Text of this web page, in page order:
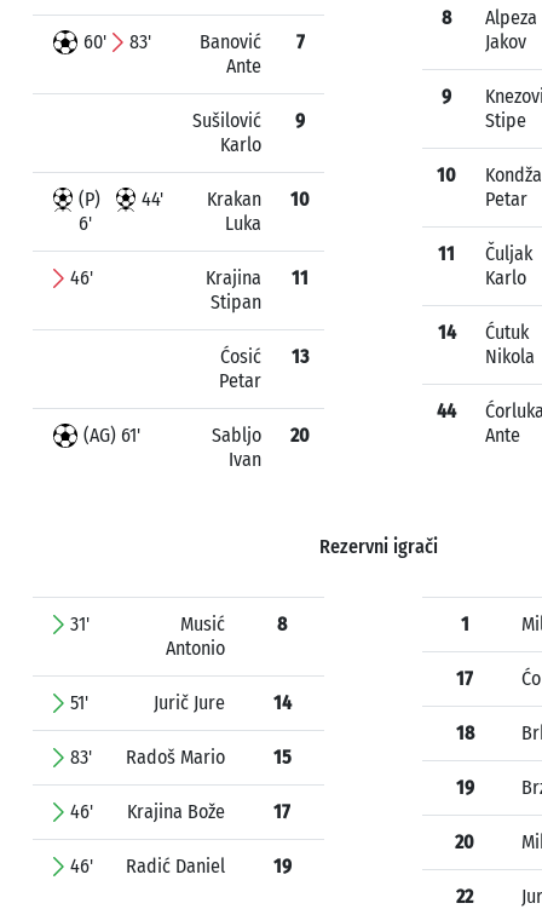
60' 83'
Banović
Ante
7
Sušilović
Karlo
9
(P)
6'
44'
Krakan
Luka
10
46'
Krajina
Stipan
11
Ćosić
Petar
13
(AG) 61'
Sabljo
Ivan
20
8
Alpeza
Jakov
9
Stipe
10
Kondža
Petar
11
Čuljak
Karlo
14
Ćutuk
Nikola
44
Ante
Rezervni igrači
31'
Musić
Antonio
8
51' Jurič Jure 14
83' Radoš Mario 15
46' Krajina Bože 17
46' Radić Daniel 19
1
17
18
19
20
22